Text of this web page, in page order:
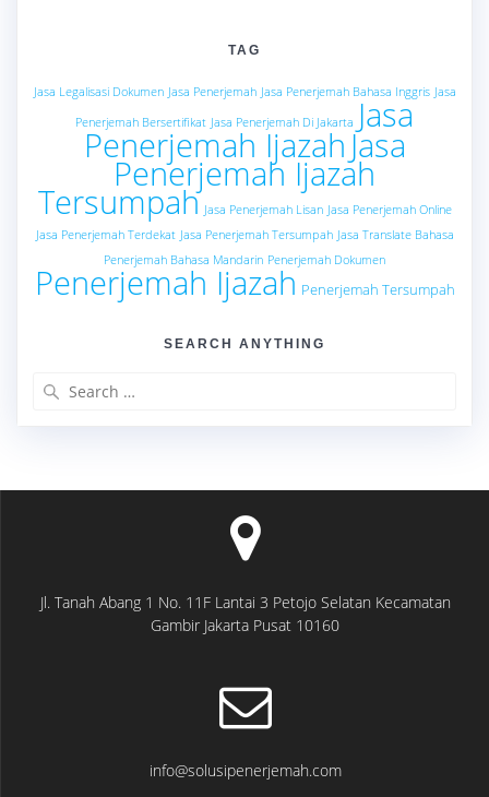
TAG
Jasa Legalisasi Dokumen Jasa Penerjemah Jasa Penerjemah Bahasa Inggris Jasa
Penerjemah Bersertifikat Jasa Penerjemah Di Jakarta Jasa
Penerjemah Ijazah Jasa
Penerjemah Ijazah
Tersumpah Jasa Penerjemah Lisan Jasa Penerjemah Online
Jasa Penerjemah Terdekat Jasa Penerjemah Tersumpah Jasa Translate Bahasa
Penerjemah Bahasa Mandarin Penerjemah Dokumen
Penerjemah Ijazah Penerjemah Tersumpah
SEARCH ANYTHING
Jl. Tanah Abang 1 No. 11F Lantai 3 Petojo Selatan Kecamatan
Gambir Jakarta Pusat 10160
info@solusipenerjemah.com